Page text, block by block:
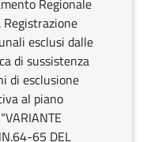
Regionale
esclusi dalle
di sussistenza
di esclusione
al piano
65 DEL